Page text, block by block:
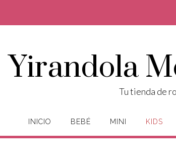
Yirandola
Tu tienda de
INICIO BEBÉ MINI KIDS